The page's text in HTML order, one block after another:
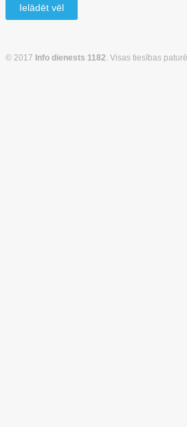
Ielādēt vēl
© 2017 Info dienests 1182 . Visas tiesības